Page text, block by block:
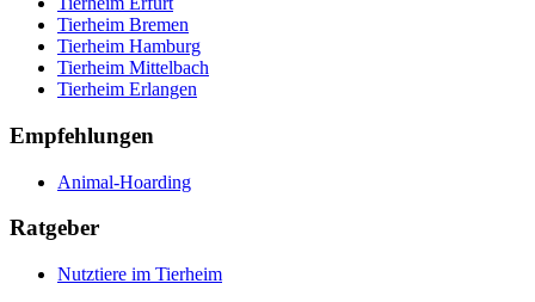
Tierheim Bremen
Tierheim Hamburg
Tierheim Mittelbach
Tierheim Erlangen
Empfehlungen
Animal-Hoarding
Ratgeber
Nutztiere im Tierheim